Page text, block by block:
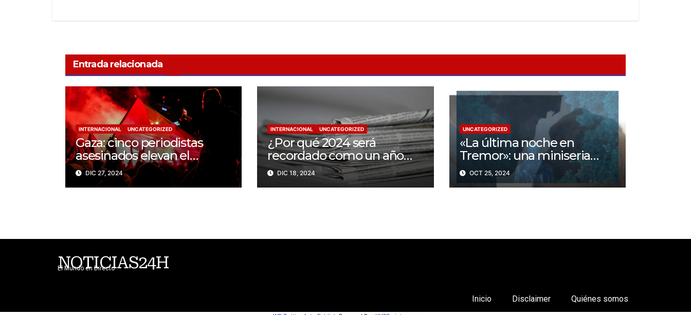
Entrada relacionada
INTERNACIONAL UNCATEGORIZED
Gaza: cinco periodistas
asesinados elevan el
balance a 200 trabajadores
de la prensa muertos en
DIC 27, 2024
INTERNACIONAL UNCATEGORIZED
¿Por qué 2024 será
recordado como un año
trágico para la libertad de
prensa? Un tercio de los
DIC 18, 2024
UNCATEGORIZED
«La última noche en
Tremor»: una miniseria
psicológica ¿Cuál es su
trama?
OCT 25, 2024
NOTICIAS24H
El Mundo en Directo
Inicio Disclaimer Quiénes somos